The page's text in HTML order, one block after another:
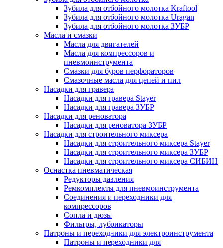
Зубила для отбойного молотка Kraftool
Зубила для отбойного молотка Uragan
Зубила для отбойного молотка ЗУБР
Масла и смазки
Масла для двигателей
Масла для компрессоров и
пневмоинструмента
Смазки для буров перфораторов
Смазочные масла для цепей и пил
Насадки для гравера
Насадки для гравера Stayer
Насадки для гравера ЗУБР
Насадки для реноватора
Насадки для реноватора ЗУБР
Насадки для строительного миксера
Насадки для строительного миксера Stayer
Насадки для строительного миксера ЗУБР
Насадки для строительного миксера СИБИН
Оснастка пневматическая
Редукторы давления
Ремкомплекты для пневмоинструмента
Соединения и переходники для
компрессоров
Сопла и дюзы
Фильтры, лубрикаторы
Патроны и переходники для электроинструмента
Патроны и переходники для